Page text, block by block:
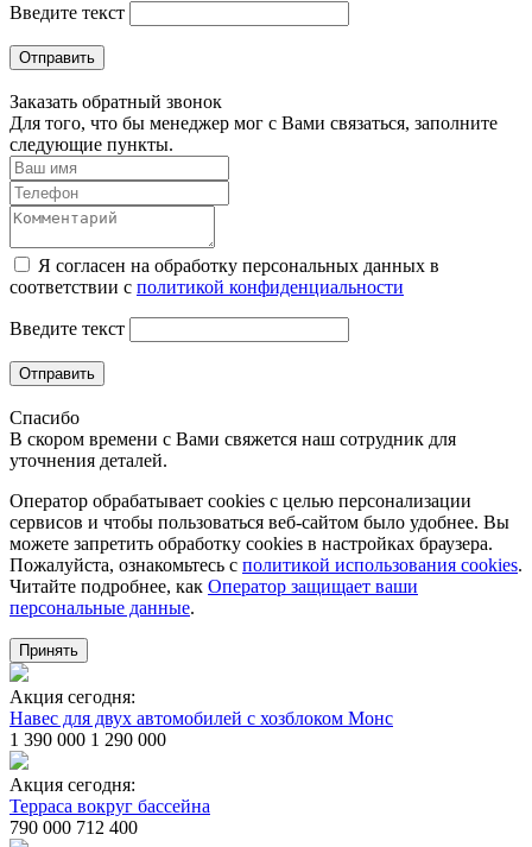
Введите текст
Отправить
Заказать обратный звонок
Для того, что бы менеджер мог с Вами связаться, заполните
следующие пункты.
Я согласен на обработку персональных данных в
соответствии с политикой конфиденциальности
Введите текст
Отправить
Спасибо
В скором времени с Вами свяжется наш сотрудник для
уточнения деталей.
Оператор обрабатывает cookies с целью персонализации
сервисов и чтобы пользоваться веб-сайтом было удобнее. Вы
можете запретить обработку сookies в настройках браузера.
Пожалуйста, ознакомьтесь с политикой использования cookies.
Читайте подробнее, как Оператор защищает ваши
персональные данные.
Принять
Акция сегодня:
Навес для двух автомобилей с хозблоком Монс
1 390 000 1 290 000
Акция сегодня:
Терраса вокруг бассейна
790 000 712 400